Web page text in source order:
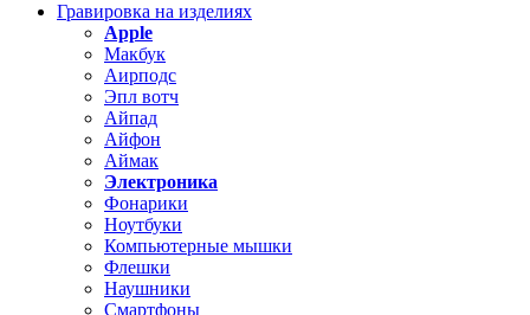
Гравировка на изделиях
Apple
Макбук
Аирподс
Эпл вотч
Айпад
Айфон
Аймак
Электроника
Фонарики
Ноутбуки
Компьютерные мышки
Флешки
Наушники
Смартфоны